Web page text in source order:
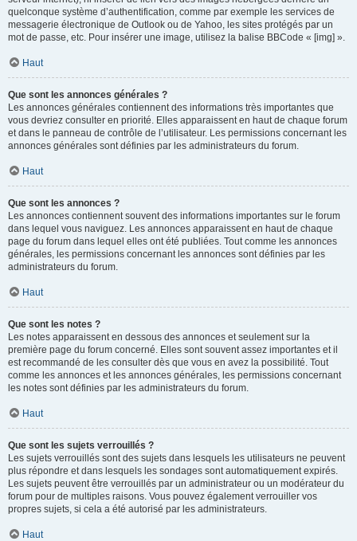
quelconque système d’authentification, comme par exemple les services de
messagerie électronique de Outlook ou de Yahoo, les sites protégés par un
mot de passe, etc. Pour insérer une image, utilisez la balise BBCode « [img] ».
Haut
Que sont les annonces générales ?
Les annonces générales contiennent des informations très importantes que
vous devriez consulter en priorité. Elles apparaissent en haut de chaque forum
et dans le panneau de contrôle de l’utilisateur. Les permissions concernant les
annonces générales sont définies par les administrateurs du forum.
Haut
Que sont les annonces ?
Les annonces contiennent souvent des informations importantes sur le forum
dans lequel vous naviguez. Les annonces apparaissent en haut de chaque
page du forum dans lequel elles ont été publiées. Tout comme les annonces
générales, les permissions concernant les annonces sont définies par les
administrateurs du forum.
Haut
Que sont les notes ?
Les notes apparaissent en dessous des annonces et seulement sur la
première page du forum concerné. Elles sont souvent assez importantes et il
est recommandé de les consulter dès que vous en avez la possibilité. Tout
comme les annonces et les annonces générales, les permissions concernant
les notes sont définies par les administrateurs du forum.
Haut
Que sont les sujets verrouillés ?
Les sujets verrouillés sont des sujets dans lesquels les utilisateurs ne peuvent
plus répondre et dans lesquels les sondages sont automatiquement expirés.
Les sujets peuvent être verrouillés par un administrateur ou un modérateur du
forum pour de multiples raisons. Vous pouvez également verrouiller vos
propres sujets, si cela a été autorisé par les administrateurs.
Haut